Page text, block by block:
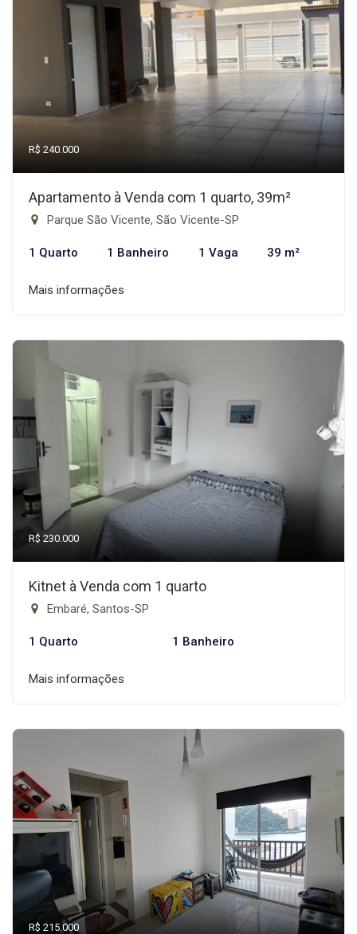
R$ 240.000
Apartamento à Venda com 1 quarto, 39m²
Parque São Vicente, São Vicente-SP
1 Quarto 1 Banheiro 1 Vaga 39 m²
Mais informações
R$ 230.000
Kitnet à Venda com 1 quarto
Embaré, Santos-SP
1 Quarto 1 Banheiro
Mais informações
R$ 215.000